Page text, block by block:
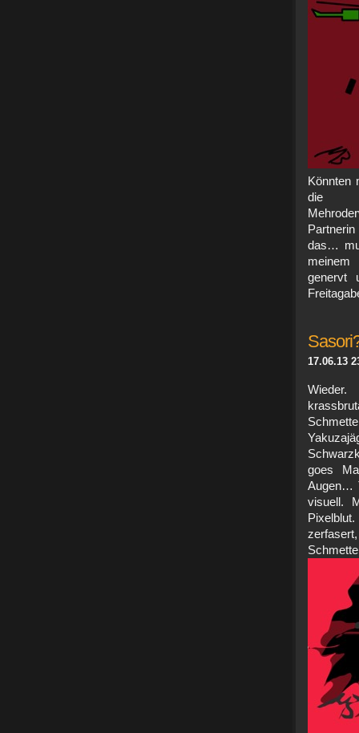
Könnten
die
das…
meinem
genervt
17.06.13
goes
Augen…
visuell.